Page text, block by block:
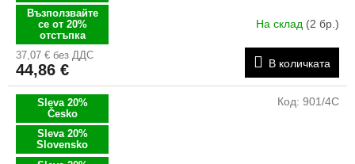
Възползвайте
се от 20%
отстъпка
На склад (2 бр.)
37,07 € без ДДС
44,86 € В количката
Sleva 20%
Česko
Sleva 20%
Slovensko
Код: 901/4C